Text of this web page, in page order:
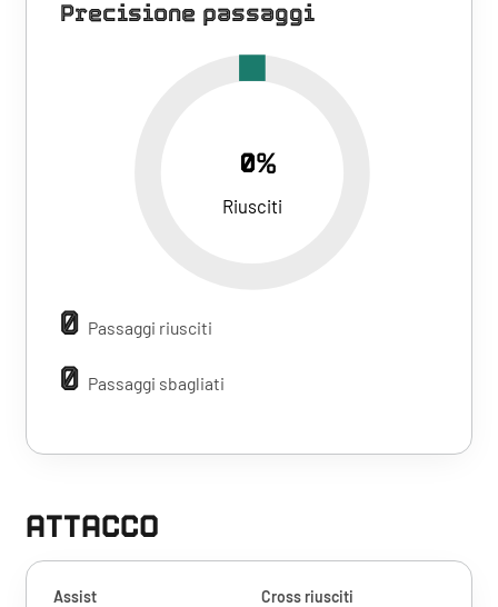
Precisione passaggi
0%
Riusciti
0 Passaggi riusciti
0 Passaggi sbagliati
ATTACCO
Assist Cross riusciti